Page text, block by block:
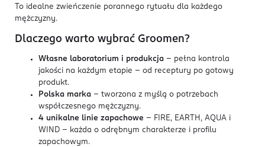
To idealne zwieńczenie porannego rytuału dla każdego
mężczyzny.
Dlaczego warto wybrać Groomen?
Własne laboratorium i produkcja - pełna kontrola
jakości na każdym etapie - od receptury po gotowy
produkt.
Polska marka - tworzona z myślą o potrzebach
współczesnego mężczyzny.
4 unikalne linie zapachowe - FIRE, EARTH, AQUA i
WIND - każda o odrębnym charakterze i profilu
zapachowym.